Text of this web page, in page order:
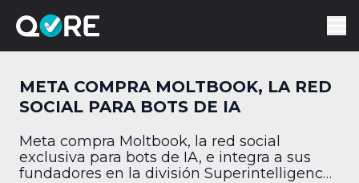
META COMPRA MOLTBOOK, LA RED
SOCIAL PARA BOTS DE IA
Meta compra Moltbook, la red social
exclusiva para bots de IA, e integra a sus
fundadores en la división Superintelligence